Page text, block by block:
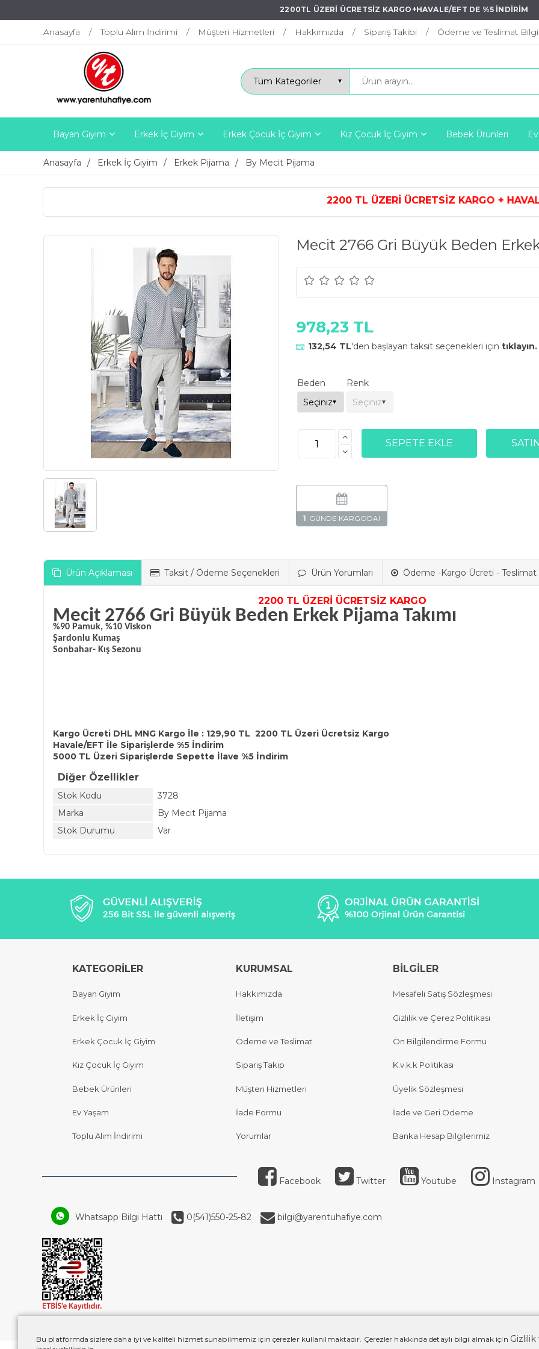
2200TL ÜZERİ ÜCRETSİZ KARGO+HAVALE/EFT DE %5 İNDİRİM
Anasayfa Toplu Alım İndirimi Müşteri Hizmetleri Hakkımızda Sipariş Takibi Ödeme ve Teslimat
Bayan Giyim Erkek İç Giyim Erkek Çocuk İç Giyim Kız Çocuk İç Giyim Bebek Ürünleri
Anasayfa Erkek İç Giyim Erkek Pijama By Mecit Pijama
2200 TL ÜZERİ ÜCRETSİZ KARGO + HAVALE/EFT
Mecit 2766 Gri Büyük Beden
978,23 TL
132,54 TL'den başlayan taksit seçenekleri için tıklayın.
Beden Renk
1
Ürün Açıklaması Taksit / Ödeme Seçenekleri Ürün Yorumları Ödeme -Kargo Ücreti - Teslimat
2200 TL ÜZERİ ÜCRETSİZ KARGO
Mecit 2766 Gri Büyük Beden Erkek Pijama Takımı
%90 Pamuk, %10 Viskon
Şardonlu Kumaş
Sonbahar- Kış Sezonu
Kargo Ücreti DHL MNG Kargo İle : 129,90 TL 2200 TL Üzeri Ücretsiz Kargo
Havale/EFT İle Siparişlerde %5 İndirim
5000 TL Üzeri Siparişlerde Sepette İlave %5 İndirim
Diğer Özellikler
Stok Kodu
3728
Marka
By Mecit Pijama
Stok Durumu
Var
KATEGORİLER
Bayan Giyim
Erkek İç Giyim
Erkek Çocuk İç Giyim
Kız Çocuk İç Giyim
Bebek Ürünleri
Ev Yaşam
Toplu Alım İndirimi
KURUMSAL
Hakkımızda
İletişim
Ödeme ve Teslimat
Sipariş Takip
Müşteri Hizmetleri
İade Formu
Yorumlar
BİLGİLER
Mesafeli Satış Sözleşmesi
Gizlilik ve Çerez Politikası
Ön Bilgilendirme Formu
K.v.k.k Politikası
Üyelik Sözleşmesi
İade ve Geri Ödeme
Banka Hesap Bilgilerimiz
Facebook Twitter Youtube Instagram
Whatsapp Bilgi Hattı 0(541)550-25-82 bilgi@yarentuhafiye.com
Bu platformda sizlere daha iyi ve kaliteli hizmet sunabilmemiz için çerezler kullanılmaktadır. Çerezler hakkında detaylı bilgi almak için Gizlilik